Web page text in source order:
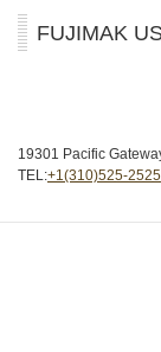
FUJIMAK
19301 Pacific
TEL:+1(310)525-2525